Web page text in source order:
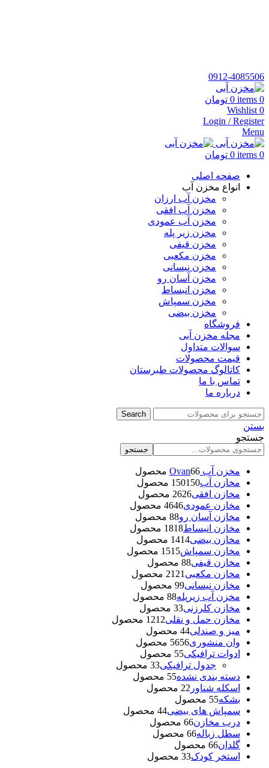
0912-4085506
0
items
0 تومان
0
Wishlist
Login / Register
Menu
0
items
0 تومان
صفحه اصلی
انواع مخزن آب
مخزن آب ارزان
مخزن آب افقی
مخزن آب عمودی
مخزن زیر پله
مخزن قیفی
مخزن مکعبی
مخزن نیسانی
مخزن آسان رو
مخزن انبساط
مخزن سمپاش
مخزن بیضی
فروشگاه
مجله مخزن آبی
سوالات متداول
قیمت محصولات
کاتالوگ محصولات طبرستان
تماس با ما
درباره ما
Search
بستن
جستجو
جستجو
مخزن آب Ovan 66 محصول
مخازن آب
150150 محصول
مخازن افقی
2626 محصول
مخازن عمودی
4646 محصول
مخازن آسان رو 88 محصول
مخازن انبساط
1818 محصول
مخازن بیضی
1414 محصول
مخازن سمپاش
1515 محصول
مخازن قیفی 88 محصول
مخازن مکعبی
21 21 محصول
مخازن نیسانی 99 محصول
مخزن آب زیرپله 88 محصول
مخازن کلرزنی 33 محصول
مخازن حمل و نقلی
1212 محصول
میز و صندلی 44 محصول
وان منشوری
5656 محصول
ادوات ترافیکی 55 محصول
جدول ترافیکی 33 محصول
دسته بندی نشده 55 محصول
اسکله شناور
22 محصول
بشکه 55 محصول
سمپاش های بیضی 44 محصول
درب مخازن 66 محصول
سطل زباله 66 محصول
گلدان 66 محصول
استخر کودک 33 محصول